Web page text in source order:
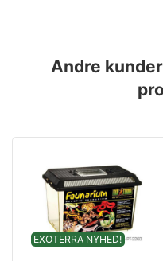
Andre
EXOTERRA NYHED!